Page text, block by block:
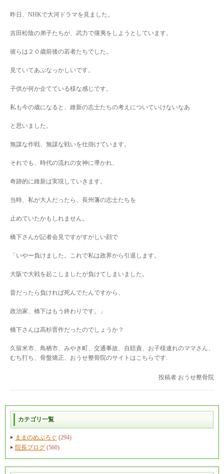
昨日、NHKで大河ドラマを見ました。
吉田松陰の弟子たちが、武力で攘夷をしようとしています。
彼らは２０歳前後の若者たちでした。
見ていてあぶなっかしいです。
子供が何か企てている様な感じです。
私も今の歳になると、維新の志士たちの考えについていけないなあ
と思いました。
無謀な作戦、無謀な戦いを仕掛けています。
それでも、時代の流れの女神に導かれ、
奇跡的に維新は実現していきます。
当時、私が大人だったら、長州藩の志士たちを
止めていたかもしれません。
橋下さんが記者会見ですがすがしい顔で
「いやー負けました。これで私は政界から引退します。
大阪で大戦を起こしましたが負けてしまいました。
昔だったら負ければ死んでたんですから、
政治家、橋下はもう終わりです。」
橋下さんは高杉晋作だったのでしょうか？
久留米市、鳥栖市、みやき町、交通事故、自賠責、お子様連れのママさん、
むち打ち、骨盤矯正、おうせ整骨院のサイトはこちらです.
投稿者 おうせ整骨院
カテゴリ一覧
ままのめぶろぐ (294)
院長ブログ (560)